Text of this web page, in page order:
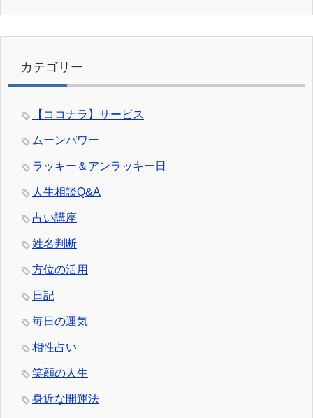
カテゴリー
【ココナラ】サービス
ムーンパワー
ラッキー＆アンラッキー日
人生相談Q&A
占い講座
姓名判断
方位の活用
日記
毎日の運気
相性占い
笑顔の人生
身近な開運法